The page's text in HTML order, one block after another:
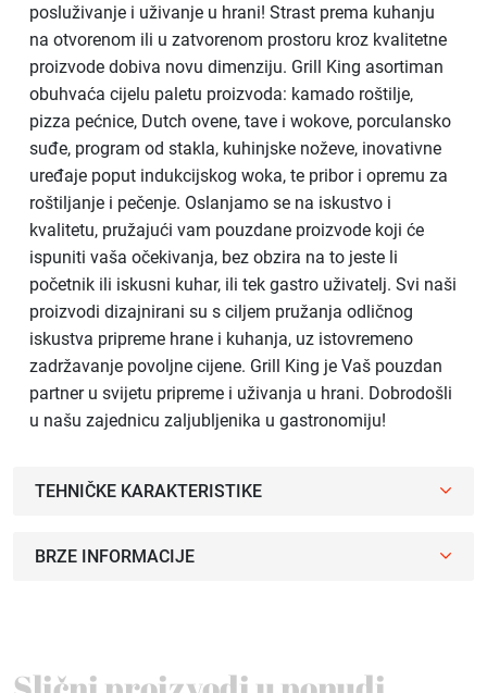
posluživanje i uživanje u hrani! Strast prema kuhanju
na otvorenom ili u zatvorenom prostoru kroz kvalitetne
proizvode dobiva novu dimenziju. Grill King asortiman
obuhvaća cijelu paletu proizvoda: kamado roštilje,
pizza pećnice, Dutch ovene, tave i wokove, porculansko
suđe, program od stakla, kuhinjske noževe, inovativne
uređaje poput indukcijskog woka, te pribor i opremu za
roštiljanje i pečenje. Oslanjamo se na iskustvo i
kvalitetu, pružajući vam pouzdane proizvode koji će
ispuniti vaša očekivanja, bez obzira na to jeste li
početnik ili iskusni kuhar, ili tek gastro uživatelj. Svi naši
proizvodi dizajnirani su s ciljem pružanja odličnog
iskustva pripreme hrane i kuhanja, uz istovremeno
zadržavanje povoljne cijene. Grill King je Vaš pouzdan
partner u svijetu pripreme i uživanja u hrani. Dobrodošli
u našu zajednicu zaljubljenika u gastronomiju!
TEHNIČKE KARAKTERISTIKE
BRZE INFORMACIJE